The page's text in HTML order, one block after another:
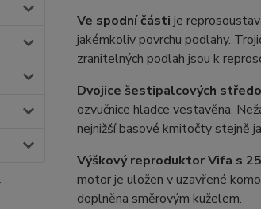
Ve spodní části je
jakémkoliv povrchu podlahy.
zranitelných podlah jsou k
Dvojice šestipalcových
ozvučnice hladce vestavěna.
nejnižší basové kmitočty stejně
Výškový reproduktor Vifa s
motor je uložen v uzavřené
doplněna směrovým kuželem.